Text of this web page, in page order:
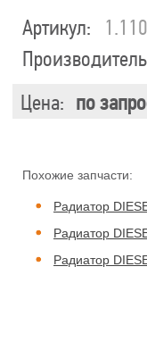
Артикул:
Цена: по
Похожие запчасти:
Радиатор
Радиатор
Радиатор